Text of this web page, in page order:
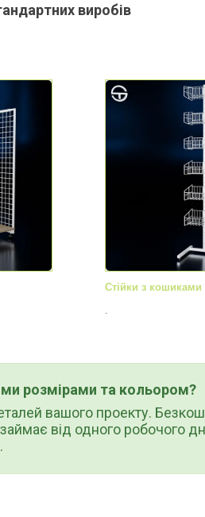
виробів
Стійки з кошиками
розмірами та кольором?
вашого проекту.
від одного робочого